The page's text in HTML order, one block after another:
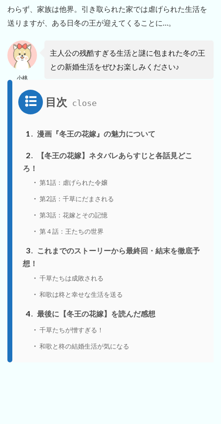
わらず、家族は他界。引き取られた家では虐げられた生活を
送りますが、ある日冬の王が迎えてくることに…。
小桃
主人公の残酷すぎる生活と謎に包まれた冬の王
との新婚生活をぜひお楽しみください♪
目次
1 漫画『冬王の花嫁』の魅力について
2
【冬王の花嫁】ネタバレあらすじと各話見どこ
ろ！
第1話：虐げられた令嬢
第2話：千草にだまされる
第3話：花嫁とその記憶
第４話：王たちの世界
3
これまでのストーリーから最終回・結末を徹底予
想！
千草たちは成敗される
和歌は柊と幸せな生活を送る
4 最後に【冬王の花嫁】を読んだ感想
千草たちが憎すぎる！
和歌と柊の結婚生活が気になる